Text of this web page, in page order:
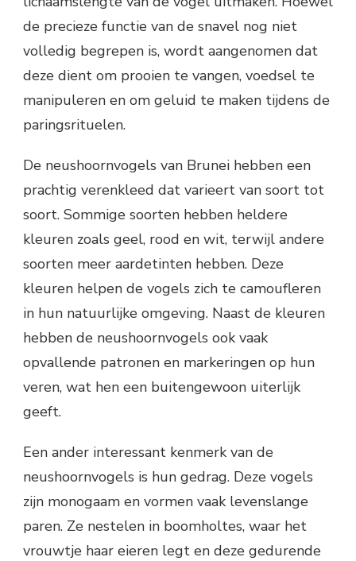
de precieze functie van de snavel nog niet
volledig begrepen is, wordt aangenomen dat
deze dient om prooien te vangen, voedsel te
manipuleren en om geluid te maken tijdens de
paringsrituelen.
De neushoornvogels van Brunei hebben een
prachtig verenkleed dat varieert van soort tot
soort. Sommige soorten hebben heldere
kleuren zoals geel, rood en wit, terwijl andere
soorten meer aardetinten hebben. Deze
kleuren helpen de vogels zich te camoufleren
in hun natuurlijke omgeving. Naast de kleuren
hebben de neushoornvogels ook vaak
opvallende patronen en markeringen op hun
veren, wat hen een buitengewoon uiterlijk
geeft.
Een ander interessant kenmerk van de
neushoornvogels is hun gedrag. Deze vogels
zijn monogaam en vormen vaak levenslange
paren. Ze nestelen in boomholtes, waar het
vrouwtje haar eieren legt en deze gedurende